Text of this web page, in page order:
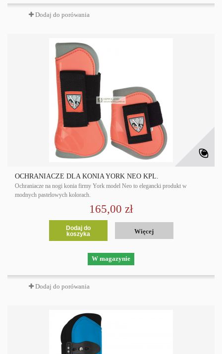
Dodaj do porówania
OCHRANIACZE DLA KONIA YORK NEO KPL.
Ochraniacze na nogi konia firmy York model Neo to elegancki produkt w
modnych pastelowych kolorach.
165,00 zł
Dodaj do
koszyka
Więcej
W magazynie
Dodaj do porówania